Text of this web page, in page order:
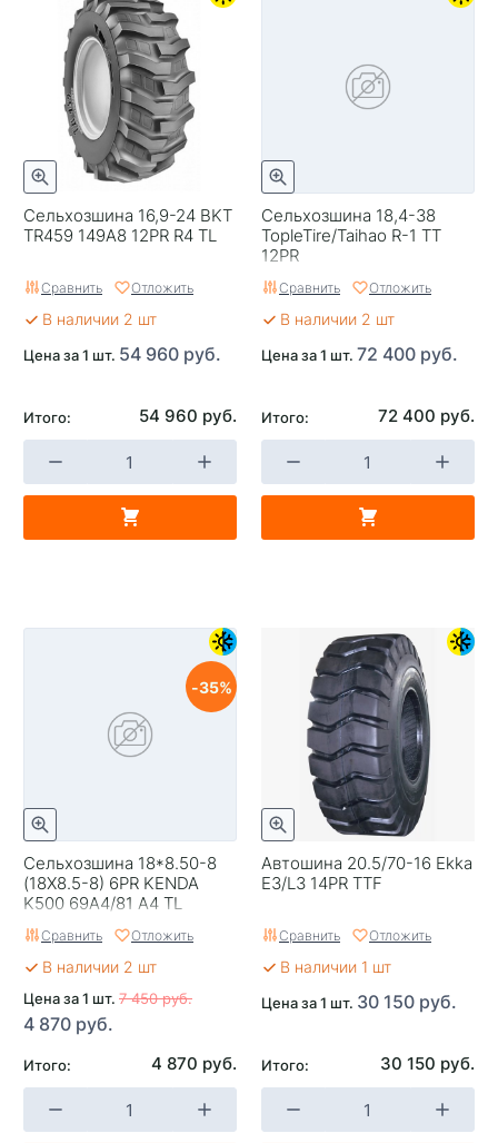
Сельхозшина 16,9-24 BKT
TR459 149A8 12PR R4 TL
Сравнить Отложить
В наличии 2 шт
Цена за 1 шт. 54 960 руб.
Итого: 54 960 руб.
Сельхозшина 18,4-38
TopleTire/Taihao R-1 TT
12PR
Сравнить Отложить
В наличии 2 шт
Цена за 1 шт. 72 400 руб.
Итого: 72 400 руб.
Сельхозшина 18*8.50-8
(18X8.5-8) 6PR KENDA
K500 69A4/81 A4 TL
35
Сравнить Отложить
В наличии 2 шт
Цена за 1 шт. 7 450 руб.
4 870 руб.
Итого: 4 870 руб.
Автошина 20.5/70-16 Ekka
E3/L3 14PR TTF
Сравнить Отложить
В наличии 1 шт
Цена за 1 шт. 30 150 руб.
Итого: 30 150 руб.